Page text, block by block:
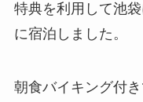
特典を利用して池
に宿泊しました。
朝食バイキング付